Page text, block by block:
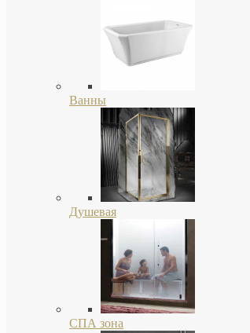
Ванны
Душевая
СПА зона